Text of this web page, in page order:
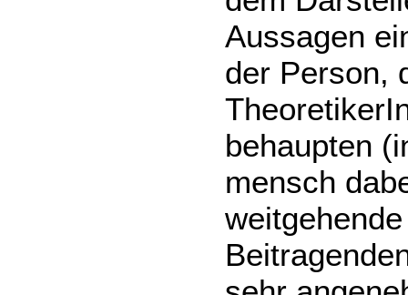
Aussagen
der Person,
behaupten
mensch